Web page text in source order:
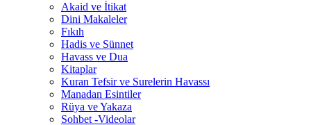
Akaid ve İtikat
Dini Makaleler
Fıkıh
Hadis ve Sünnet
Havass ve Dua
Kitaplar
Kuran Tefsir ve Surelerin Havassı
Manadan Esintiler
Rüya ve Yakaza
Sohbet -Videolar